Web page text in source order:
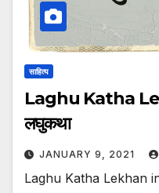
साहित्य
Laghu Katha
लघुकथा
JANUARY 9, 2021
Laghu Katha Lekhan